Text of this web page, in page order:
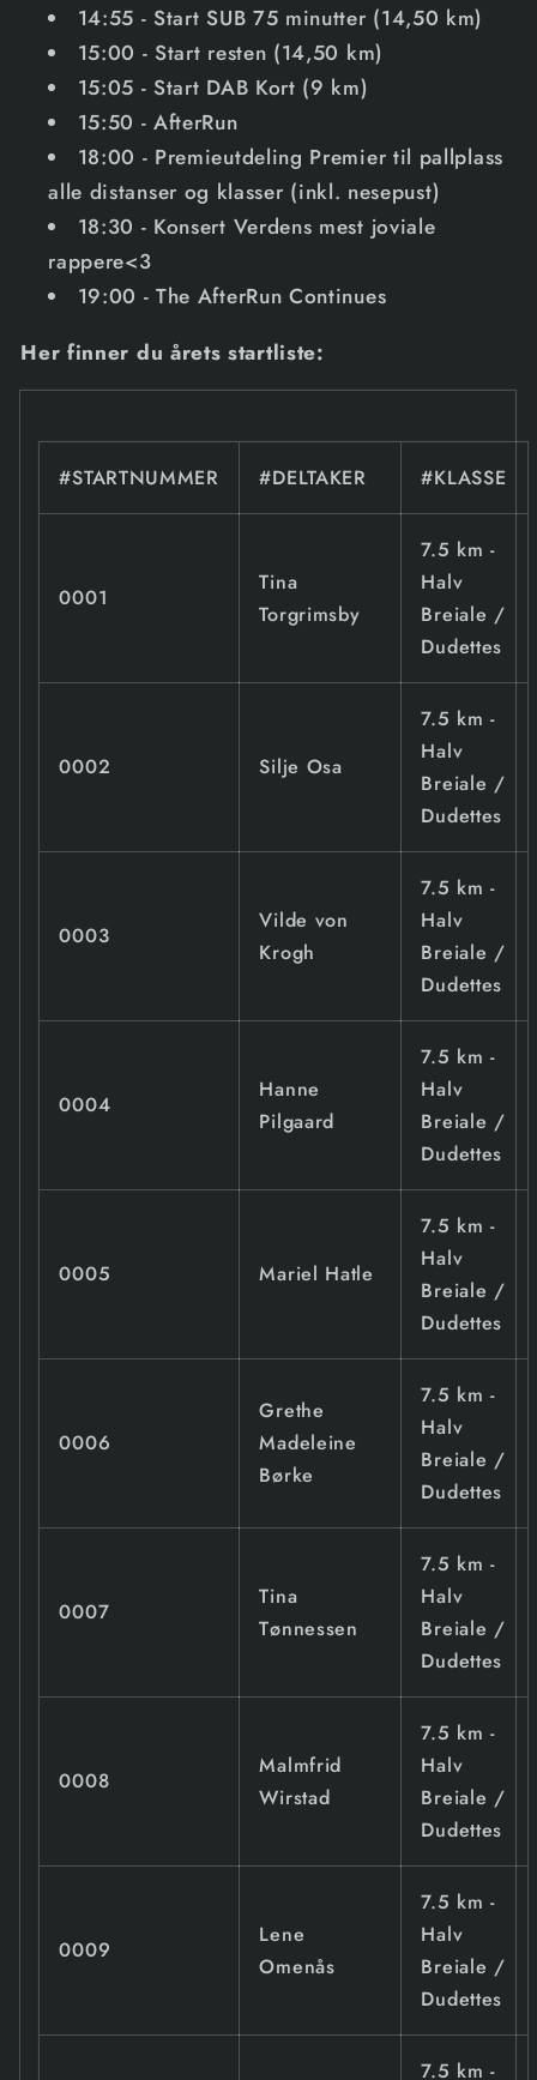
14:55 - Start SUB 75 minutter (14,50 km)
15:00 - Start resten (14,50 km)
15:05 - Start DAB Kort (9 km)
15:50 -AfterRun
18:00 - Premieutdeling Premier til pallplass
alle distanser og klasser (inkl. nesepust)
18:30 - Konsert Verdens mest joviale
rappere<3
19:00 -The AfterRun Continues
Her finner du årets startliste:
#STARTNUMMER #DELTAKER #KLASSE
0001
Tina
Torgrimsby
7.5 km -
Halv
Breiale /
Dudettes
0002 Silje Osa
7.5 km -
Halv
Breiale /
Dudettes
0003
Vilde von
Krogh
7.5 km -
Halv
Breiale /
Dudettes
0004
Hanne
Pilgaard
7.5 km -
Halv
Breiale /
Dudettes
0005 Mariel Hatle
7.5 km -
Halv
Breiale /
Dudettes
0006
Grethe
Madeleine
Børke
7.5 km -
Halv
Breiale /
Dudettes
0007
Tina
Tønnessen
7.5 km -
Halv
Breiale /
Dudettes
0008
Malmfrid
Wirstad
7.5 km -
Halv
Breiale /
Dudettes
0009
Lene
Omenås
7.5 km -
Halv
Breiale /
Dudettes
7.5 km -